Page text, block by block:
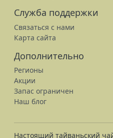
Служба поддержки
Связаться с нами
Карта сайта
Дополнительно
Регионы
Акции
Запас ограничен
Наш блог
Настоящий тайваньский